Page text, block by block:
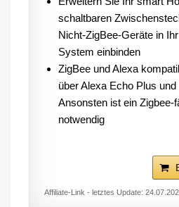
schaltbaren
Nicht-ZigBee-Geräte in
System einbinden
ZigBee und Alexa
über Alexa Echo Plus
Ansonsten ist ein Zigbee-
notwendig
Affiliate-Link - letztes Update: